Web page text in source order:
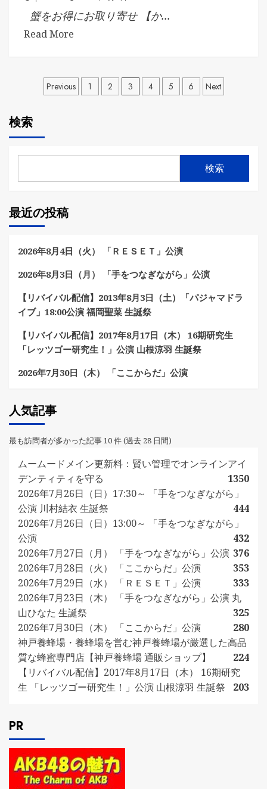
蟹をお得にお取り寄せ 【か...
Read More
投
の
ペ
ー
ジ
送
り
Previous 1 2 3 4 5 6 Next
検索
検索
最近の投稿
2026年8月4日（火） 「ＲＥＳＥＴ」公演
2026年8月3日（月） 「手をつなぎながら」公演
【リバイバル配信】2013年8月3日（土）「パジャマドラ
イブ」18:00公演 福岡聖菜 生誕祭
【リバイバル配信】2017年8月17日（木） 16期研究生
「レッツゴー研究生！」公演 山根涼羽 生誕祭
2026年7月30日（木） 「ここからだ」公演
人気記事
最も訪問者が多かった記事 10 件 (過去 28 日間)
ムームードメイン更新料：賢い管理でオンラインアイ
デンティティを守る
1350
2026年7月26日（日）17:30～ 「手をつなぎながら」
公演 川村結衣 生誕祭
444
2026年7月26日（日）13:00～ 「手をつなぎながら」
公演
432
2026年7月27日（月） 「手をつなぎながら」公演 376
2026年7月28日（火） 「ここからだ」公演
353
2026年7月29日（水） 「ＲＥＳＥＴ」公演
333
2026年7月23日（木） 「手をつなぎながら」公演 丸
山ひなた 生誕祭
325
2026年7月30日（木） 「ここからだ」公演
280
神戸養蜂場・養蜂場を営む神戸養蜂場が厳選した高品
質な蜂蜜専門店【神戸養蜂場 通販ショップ】
224
【リバイバル配信】2017年8月17日（木） 16期研究
生 「レッツゴー研究生！」公演 山根涼羽 生誕祭
203
PR